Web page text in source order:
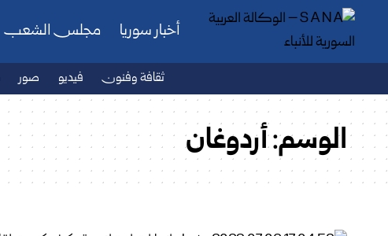
أخبار سوريا مجلس الشعب
ثقافة وفنون فيديو صور
الوسم:أردوغان